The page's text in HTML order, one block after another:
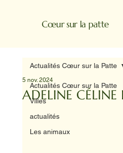
Cœur sur la patte
Actualités Cœur sur la Patte
Villes
actualités
Les animaux
Actualités Cœur sur la Patte
ADELINE CÉLINE
5 nov. 2024